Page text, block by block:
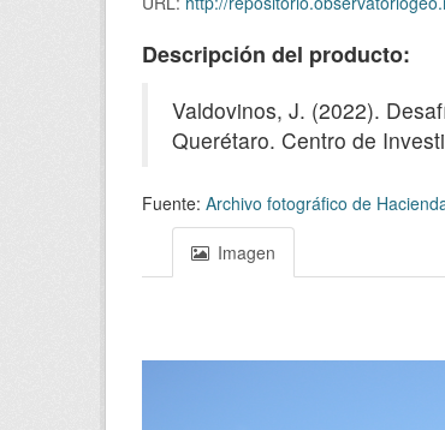
Descripción del producto:
Valdovinos, J. (2022).
Querétaro. Centro de
Fuente: Archivo fotográfico de
Imagen